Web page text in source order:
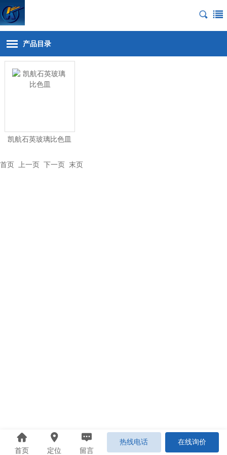
产品目录
凯航石英玻璃比色皿
首页 上一页 下一页 末页
首页 定位 留言
热线电话 在线询价